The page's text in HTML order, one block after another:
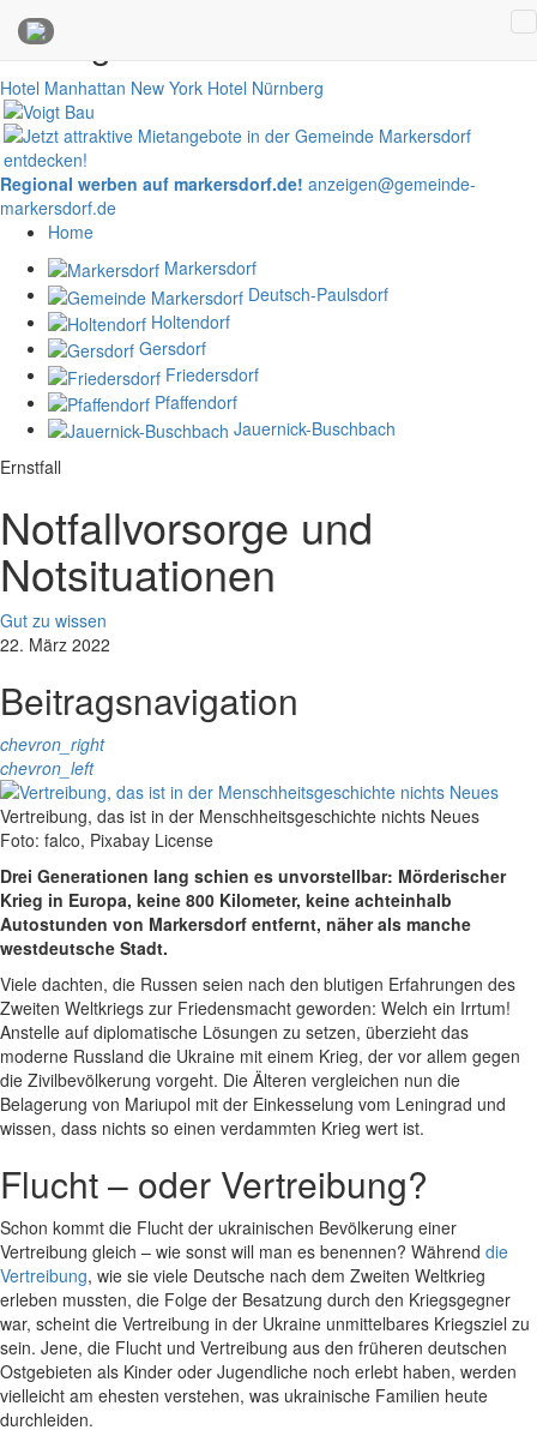
Anzeigen
Hotel Manhattan New York Hotel Nürnberg
Regional werben auf markersdorf.de! anzeigen@gemeinde-
markersdorf.de
Home
Markersdorf
Deutsch-Paulsdorf
Holtendorf
Gersdorf
Friedersdorf
Pfaffendorf
Jauernick-Buschbach
Ernstfall
Notfallvorsorge und
Notsituationen
Gut zu wissen
22. März 2022
Beitragsnavigation
chevron_right
chevron_left
Vertreibung, das ist in der Menschheitsgeschichte nichts Neues
Foto: falco, Pixabay License
Drei Generationen lang schien es unvorstellbar: Mörderischer
Krieg in Europa, keine 800 Kilometer, keine achteinhalb
Autostunden von Markersdorf entfernt, näher als manche
westdeutsche Stadt.
Viele dachten, die Russen seien nach den blutigen Erfahrungen des
Zweiten Weltkriegs zur Friedensmacht geworden: Welch ein Irrtum!
Anstelle auf diplomatische Lösungen zu setzen, überzieht das
moderne Russland die Ukraine mit einem Krieg, der vor allem gegen
die Zivilbevölkerung vorgeht. Die Älteren vergleichen nun die
Belagerung von Mariupol mit der Einkesselung vom Leningrad und
wissen, dass nichts so einen verdammten Krieg wert ist.
Flucht – oder Vertreibung?
Schon kommt die Flucht der ukrainischen Bevölkerung einer
Vertreibung gleich – wie sonst will man es benennen? Während die
Vertreibung, wie sie viele Deutsche nach dem Zweiten Weltkrieg
erleben mussten, die Folge der Besatzung durch den Kriegsgegner
war, scheint die Vertreibung in der Ukraine unmittelbares Kriegsziel zu
sein. Jene, die Flucht und Vertreibung aus den früheren deutschen
Ostgebieten als Kinder oder Jugendliche noch erlebt haben, werden
vielleicht am ehesten verstehen, was ukrainische Familien heute
durchleiden.